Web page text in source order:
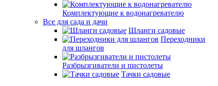
Комплектующие к водонагревателю
Все для сада и дачи
Шланги садовые
Переходники
для шлангов
Разбрызгиватели и пистолеты
Тачки садовые